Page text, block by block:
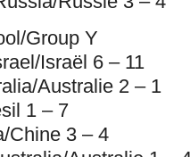
Group Y
Israël 6 – 11
Australie 2 – 1
1 – 7
Chine 3 – 4